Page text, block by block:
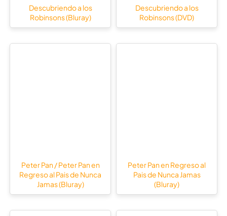
Descubriendo a los
Robinsons (Bluray)
Descubriendo a los
Robinsons (DVD)
Peter Pan / Peter Pan en
Regreso al Pais de Nunca
Jamas (Bluray)
Peter Pan en Regreso al
Pais de Nunca Jamas
(Bluray)